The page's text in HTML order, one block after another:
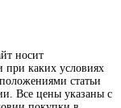
носит
при каких условиях
статьи
Все цены указаны с